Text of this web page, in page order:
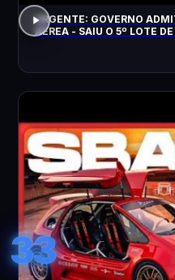
URGENTE: GOVERNO
AÉREA - SAIU O 5º LOTE
33